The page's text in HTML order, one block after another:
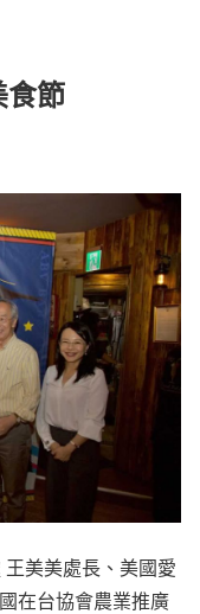
節
美美處長、美國愛
在台協會農業推廣